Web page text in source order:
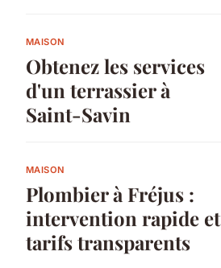
MAISON
Obtenez les services
d'un terrassier à
Saint-Savin
MAISON
Plombier à Fréjus :
intervention rapide et
tarifs transparents